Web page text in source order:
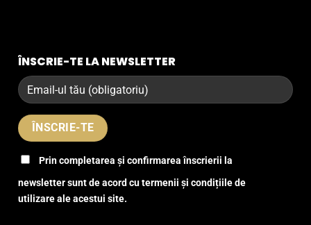
ÎNSCRIE-TE LA NEWSLETTER
Prin completarea și confirmarea înscrierii la
newsletter sunt de acord cu termenii și condițiile de
utilizare ale acestui site.